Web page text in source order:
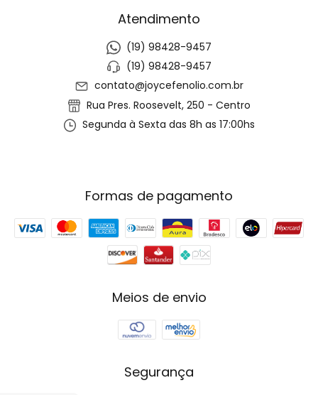
Atendimento
(19) 98428-9457
(19) 98428-9457
contato@joycefenolio.com.br
Rua Pres. Roosevelt, 250 - Centro
Segunda à Sexta das 8h as 17:00hs
Formas de pagamento
Meios de envio
Segurança